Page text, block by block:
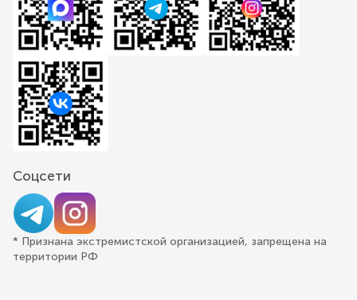
Соцсети
* Признана экстремистской организацией, запрещена на
территории РФ